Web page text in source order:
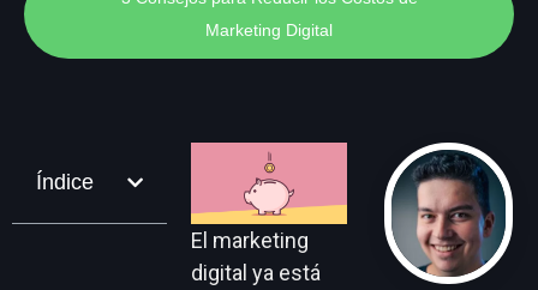
Marketing Digital
Índice
El marketing
digital ya está